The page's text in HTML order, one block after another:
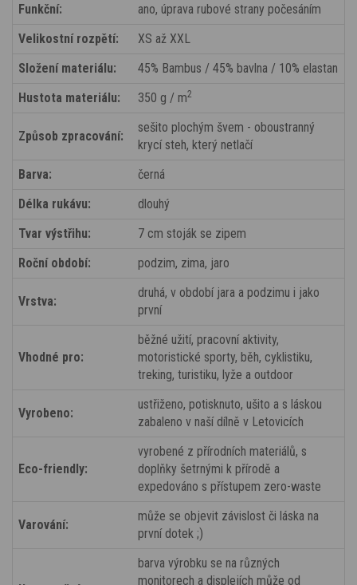
Funkční:
ano, úprava rubové strany počesáním
Velikostní rozpětí:
XS až XXL
Složení materiálu:
45% Bambus / 45% bavlna / 10% elastan
Hustota materiálu:
350 g / m2
Způsob zpracování:
sešito plochým švem - oboustranný
krycí steh, který netlačí
Barva:
černá
Délka rukávu:
dlouhý
Tvar výstřihu:
7 cm stoják se zipem
Roční období:
podzim, zima, jaro
Vrstva:
druhá, v období jara a podzimu i jako
první
Vhodné pro:
běžné užití, pracovní aktivity,
motoristické sporty, běh, cyklistiku,
treking, turistiku, lyže a outdoor
Vyrobeno:
ustřiženo, potisknuto, ušito a s láskou
zabaleno v naší dílně v Letovicích
Eco-friendly:
vyrobené z přírodních materiálů, s
doplňky šetrnými k přírodě a
expedováno s přístupem zero-waste
Varování:
může se objevit závislost či láska na
první dotek ;)
barva výrobku se na různých
monitorech a displejích může od